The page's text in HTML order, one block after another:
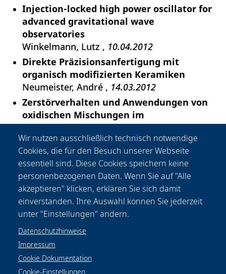
Injection-locked high power oscillator for
advanced gravitational wave
observatories
Winkelmann, Lutz
10.04.2012
Direkte Präzisionsanfertigung mit
organisch modifizierten Keramiken
Neumeister, André
14.03.2012
Zerstörverhalten und Anwendungen von
oxidischen Mischungen im
Ultrakurzpulsbereich
Jupé, Marco 23.01.2012
Beeinflussung der funktionellen
Eigenschaften aktorischer Nickel-Titan-
Legierungen durch die aktiven Parameter
im Mikrolaserschmelzprozess
Dudziak, Sonja
17.01.2012
Wir nutzen ausschließlich technisch notwendige
Cookies, die für den Besuch unserer Webseite
essentiell sind. Diese Cookies speichern keine
personenbezogenen Daten. Wenn Sie auf "Alle
akzeptieren" klicken, erklären Sie sich damit
einverstanden. Ihre Auswahl können Sie jederzeit
unter "Einstellungen" ändern.
Datenschutzhinweise
Impressum
Cookie Dokumentation
Cookie-Einstellungen